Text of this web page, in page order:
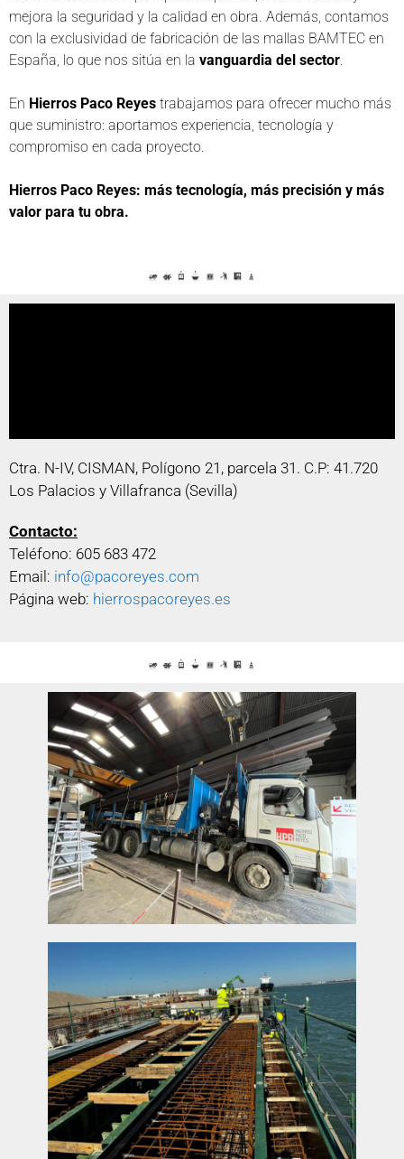
mejora la seguridad y la calidad en obra. Además, contamos
con la exclusividad de fabricación de las mallas BAMTEC en
España, lo que nos sitúa en la vanguardia del sector.
En Hierros Paco Reyes trabajamos para ofrecer mucho más
que suministro: aportamos experiencia, tecnología y
compromiso en cada proyecto.
Hierros Paco Reyes: más tecnología, más precisión y más
valor para tu obra.
Ctra. N-IV, CISMAN, Polígono 21, parcela 31. C.P: 41.720
Los Palacios y Villafranca (Sevilla)
Contacto:
Teléfono: 605 683 472
Email: info@pacoreyes.com
Página web: hierrospacoreyes.es